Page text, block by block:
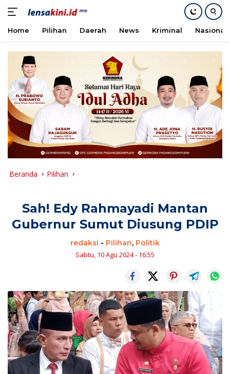
konten
Home Pilihan Daerah News Kriminal Nasional
Beranda Pilihan
Sah! Edy Rahmayadi Mantan
Gubernur Sumut Diusung PDIP
redaksi - Pilihan, Politik
Sabtu, 10 Agu 2024 - 16:55